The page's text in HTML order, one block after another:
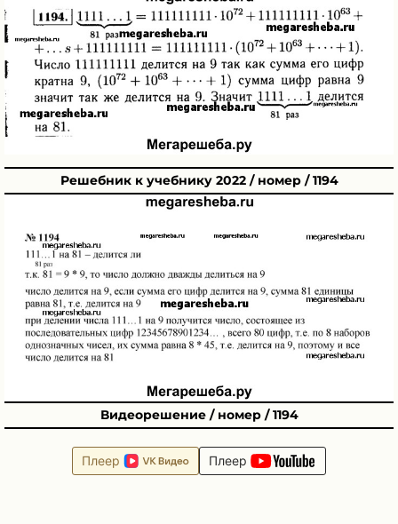
Решебник к учебнику 2022 / номер / 1194
Видеорешение / номер / 1194
Плеер Плеер